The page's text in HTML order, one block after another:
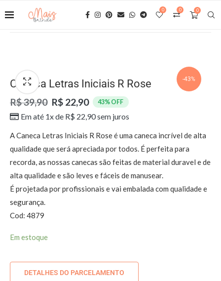
0
0
0
-43%
Caneca Letras Iniciais R Rose
R$ 39,90 R$ 22,90 43% OFF
Em até 1x de R$ 22,90sem juros
A Caneca Letras Iniciais R Rose é uma caneca incrível de alta
qualidade que será apreciada por todos. É perfeita para
recorda, as nossas canecas são feitas de material duravel e de
alta qualidade e são leves e fáceis de manusear.
É projetada por profissionais e vai embalada com qualidade e
segurança.
Cod: 4879
Em estoque
DETALHES DO PARCELAMENTO